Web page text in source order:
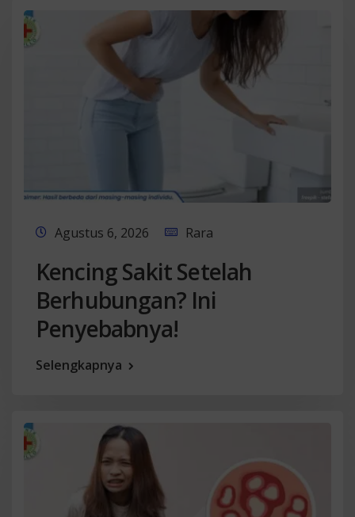
Agustus 6, 2026 Rara
Kencing Sakit Setelah
Berhubungan? Ini
Penyebabnya!
Selengkapnya